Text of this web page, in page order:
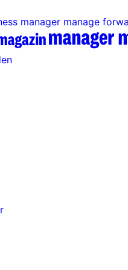
manager manage